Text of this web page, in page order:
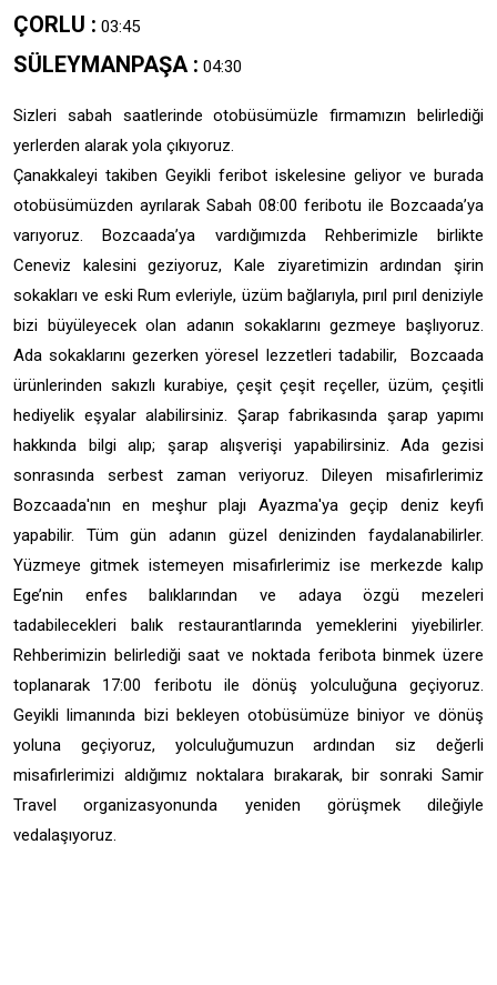
ÇORLU : 03:45
SÜLEYMANPAŞA : 04:30
Sizleri sabah saatlerinde otobüsümüzle firmamızın belirlediği
yerlerden alarak yola çıkıyoruz.
Çanakkaleyi takiben Geyikli feribot iskelesine geliyor ve burada
otobüsümüzden ayrılarak Sabah 08:00 feribotu ile Bozcaada’ya
varıyoruz. Bozcaada’ya vardığımızda Rehberimizle birlikte
Ceneviz kalesini geziyoruz, Kale ziyaretimizin ardından şirin
sokakları ve eski Rum evleriyle, üzüm bağlarıyla, pırıl pırıl deniziyle
bizi büyüleyecek olan adanın sokaklarını gezmeye başlıyoruz.
Ada sokaklarını gezerken yöresel lezzetleri tadabilir, Bozcaada
ürünlerinden sakızlı kurabiye, çeşit çeşit reçeller, üzüm, çeşitli
hediyelik eşyalar alabilirsiniz. Şarap fabrikasında şarap yapımı
hakkında bilgi alıp; şarap alışverişi yapabilirsiniz. Ada gezisi
sonrasında serbest zaman veriyoruz. Dileyen misafirlerimiz
Bozcaada'nın en meşhur plajı Ayazma'ya geçip deniz keyfi
yapabilir. Tüm gün adanın güzel denizinden faydalanabilirler.
Yüzmeye gitmek istemeyen misafirlerimiz ise merkezde kalıp
Ege’nin enfes balıklarından ve adaya özgü mezeleri
tadabilecekleri balık restaurantlarında yemeklerini yiyebilirler.
Rehberimizin belirlediği saat ve noktada feribota binmek üzere
toplanarak 17:00 feribotu ile dönüş yolculuğuna geçiyoruz.
Geyikli limanında bizi bekleyen otobüsümüze biniyor ve dönüş
yoluna geçiyoruz, yolculuğumuzun ardından siz değerli
misafirlerimizi aldığımız noktalara bırakarak, bir sonraki Samir
Travel organizasyonunda yeniden görüşmek dileğiyle
vedalaşıyoruz.